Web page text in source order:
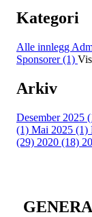
Kategori
Alle innlegg
Sponsorer (1)
Arkiv
Desember 2025
(1) Mai 2025 (1)
(29) 2020 (18)